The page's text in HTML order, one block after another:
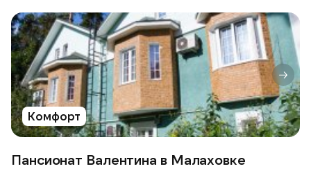
Комфорт
Пансионат Валентина в Малаховке